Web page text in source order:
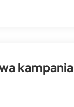
kampania